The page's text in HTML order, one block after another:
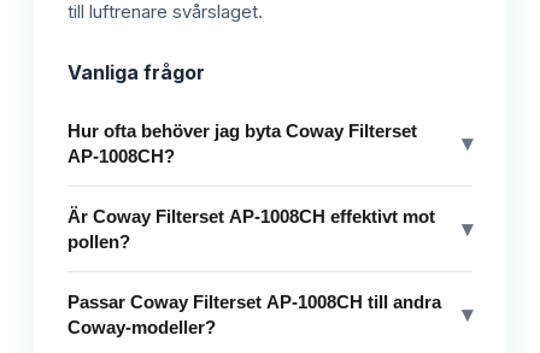
till luftrenare svårslaget.
Vanliga frågor
Hur ofta behöver jag byta Coway Filterset
AP-1008CH?
▾
Är Coway Filterset AP-1008CH effektivt mot
pollen?
▾
Passar Coway Filterset AP-1008CH till andra
Coway-modeller?
▾